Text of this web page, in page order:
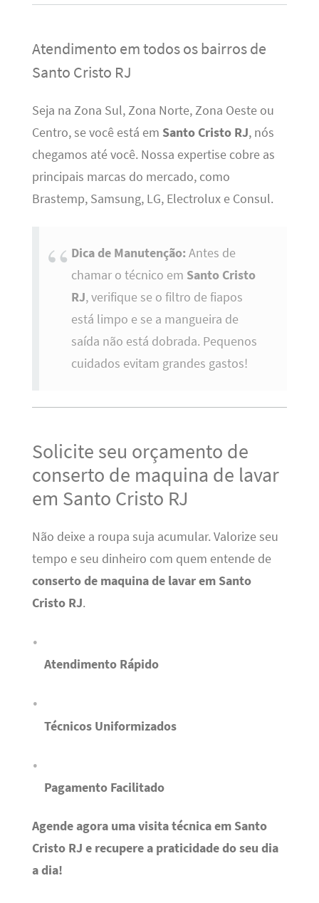
Atendimento em todos os bairros de
Santo Cristo RJ
Seja na Zona Sul, Zona Norte, Zona Oeste ou
Centro, se você está em Santo Cristo RJ, nós
chegamos até você. Nossa expertise cobre as
principais marcas do mercado, como
Brastemp, Samsung, LG, Electrolux e Consul.
Dica de Manutenção:Antes de
chamar o técnico em Santo Cristo
RJ, verifique se o filtro de fiapos
está limpo e se a mangueira de
saída não está dobrada. Pequenos
cuidados evitam grandes gastos!
Solicite seu orçamento de
conserto de maquina de lavar
em Santo Cristo RJ
Não deixe a roupa suja acumular. Valorize seu
tempo e seu dinheiro com quem entende de
conserto de maquina de lavar em Santo
Cristo RJ.
Atendimento Rápido
Técnicos Uniformizados
Pagamento Facilitado
Agende agora uma visita técnica em Santo
Cristo RJ e recupere a praticidade do seu dia
a dia!